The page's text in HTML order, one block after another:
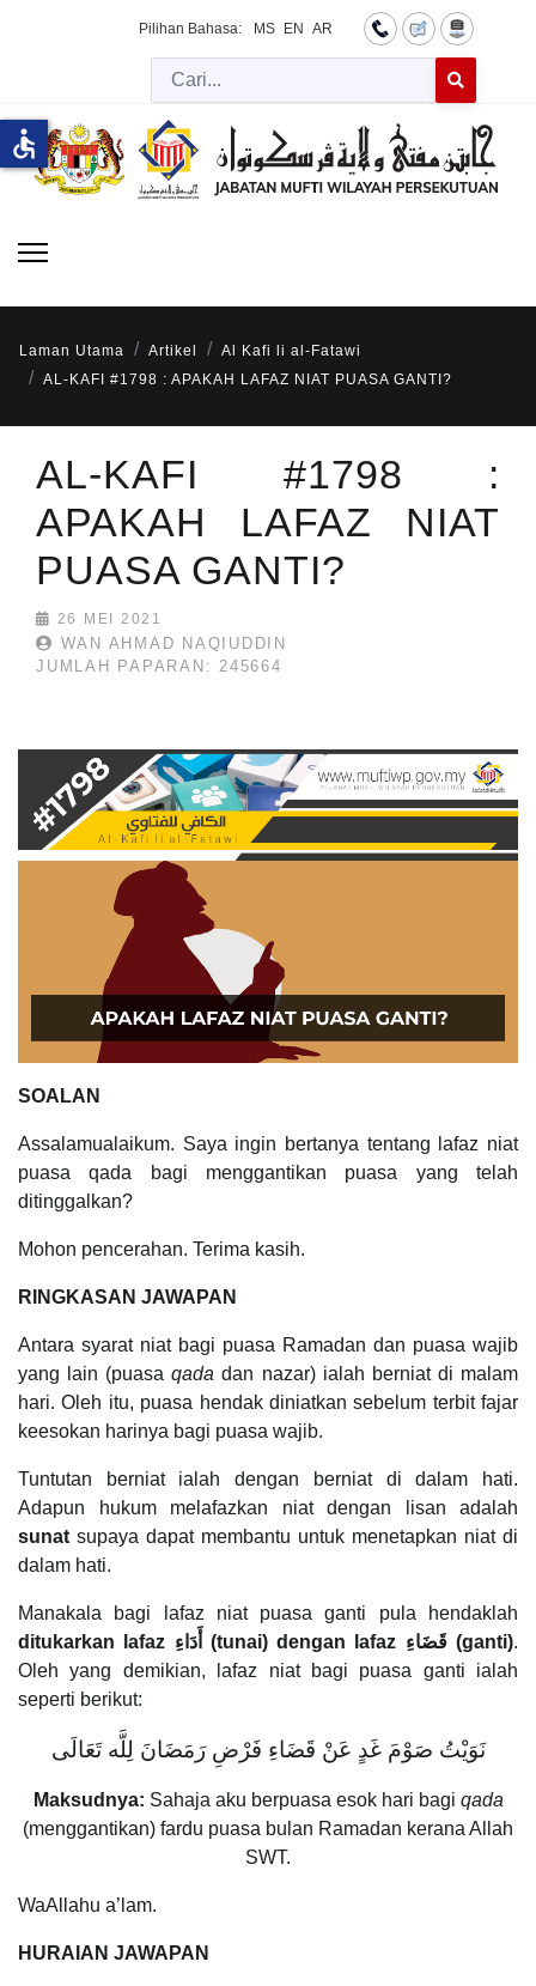
Pilihan Bahasa: MS EN AR
Cari
Laman Utama Artikel
Al Kafi li al-Fatawi
AL-KAFI #1798 : APAKAH LAFAZ NIAT PUASA GANTI?
AL-KAFI #1798 :
APAKAH LAFAZ NIAT
PUASA GANTI?
26 MEI 2021
WAN AHMAD NAQIUDDIN
JUMLAH PAPARAN: 245664
SOALAN
Assalamualaikum. Saya ingin bertanya tentang lafaz niat
puasa qada bagi menggantikan puasa yang telah
ditinggalkan?
Mohon pencerahan. Terima kasih.
RINGKASAN JAWAPAN
Antara syarat niat bagi puasa Ramadan dan puasa wajib
yang lain (puasaqada dan nazar) ialah berniat di malam
hari. Oleh itu, puasa hendak diniatkan sebelum terbit fajar
keesokan harinya bagi puasa wajib.
Tuntutan berniat ialah dengan berniat di dalam hati.
Adapun hukum melafazkan niat dengan lisan adalah
sunat supaya dapat membantu untuk menetapkan niat di
dalam hati.
Manakala bagi lafaz niat puasa ganti pula hendaklah
ditukarkan
lafaz أَدَاءِ (tunai) dengan lafaz قَضَاءِ (ganti).
Oleh yang demikian, lafaz niat bagi puasa ganti ialah
seperti berikut:
نَوَيْتُ صَوْمَ غَدٍ عَنْ قَضَاءِ فَرْضِ رَمَضَانَ لِلَّه تَعَالَى
Maksudnya: Sahaja aku berpuasa esok hari bagi qada
(menggantikan) fardu puasa bulan Ramadan kerana Allah
SWT.
WaAllahu a’lam.
HURAIAN JAWAPAN
accessible